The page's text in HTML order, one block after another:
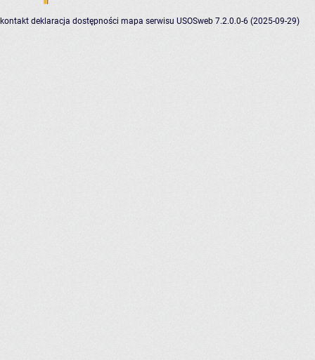
kontakt deklaracja dostępności mapa serwisu USOSweb 7.2.0.0-6 (2025-09-29)